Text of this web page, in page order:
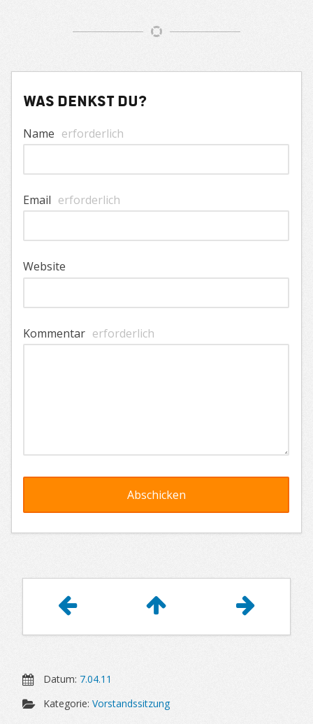
Was denkst du?
Name erforderlich
Email erforderlich
Website
Kommentar erforderlich
Datum: 7.04.11
Kategorie:Vorstandssitzung